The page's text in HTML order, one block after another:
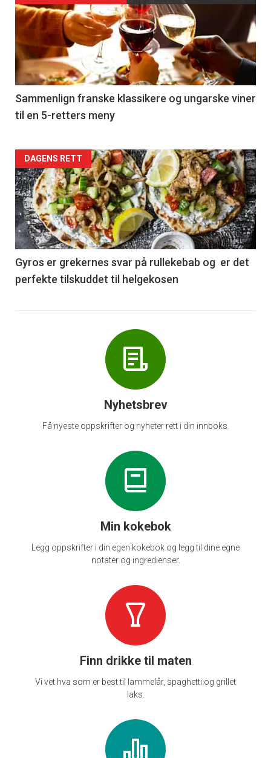
akkurat
nå
-
5
Sammenlign franske klassikere og ungarske viner
til en 5-retters meny
Forsiden
akkurat
nå
-
6
DAGENS RETT
Gyros er grekernes svar på rullekebab og er det
perfekte tilskuddet til helgekosen
Nyhetsbrev
Få nyeste oppskrifter og nyheter rett i din innboks.
Min kokebok
Legg oppskrifter i din egen kokebok og legg til dine egne
notater og ingredienser.
Finn drikke til maten
Vi vet hva som er best til lammelår, spaghetti og grillet
laks.